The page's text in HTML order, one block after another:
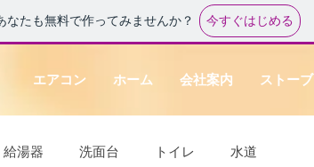
なたも無料で作ってみませんか？ 今すぐはじめる
エアコン ホーム 会社案内 ストーブ
給湯器 洗面台 トイレ 水道